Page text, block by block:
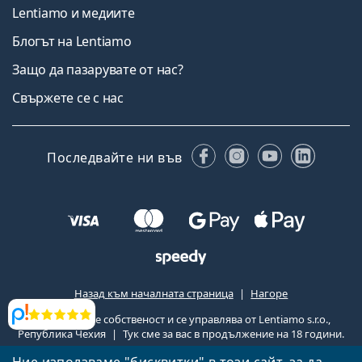
Прегледи
Lentiamo и медиите
Блогът на Lentiamo
Защо да пазарувате от нас?
Свържете се с нас
Последвайте ни във FacebookInstagram
YouTube
Назад към началната страница
Нагоре
Lentiamo.bg е собственост и се управлява от Lentiamo s.r.o.,
Република Чехия
Тук сме за вас в продължение на 18 години.